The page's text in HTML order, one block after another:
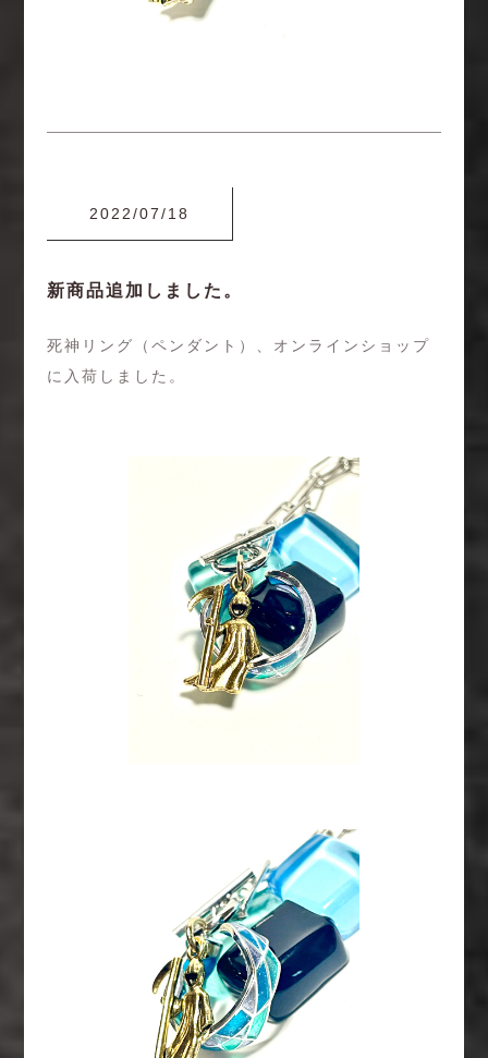
2022/07/18
新商品追加しました。
死神リング（ペンダント）、オンラインショップ
に入荷しました。